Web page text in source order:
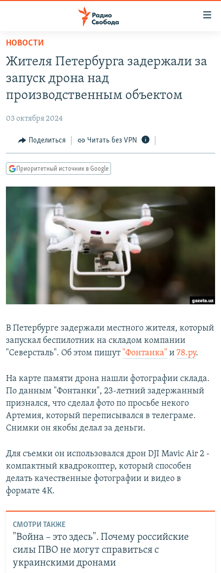
упрощенного
доступа
основному
Вернутся
Вернутся
поиску
АВТОРСКИЕ ПРОЕКТЫ
МНЕНИЯ
КУЛЬТУРА
КАВКАЗ.РЕАЛИИ
СЕВЕР.РЕАЛИИ
СИБИРЬ.РЕАЛИИ
РАСПИСАНИЕ ВЕЩАНИЯ
ПОДПИШИТЕСЬ НА РАССЫЛКУ
СОЦИАЛЬНЫЕ СЕТИ
Все сайты РСЕ/РС
НОВОСТИ
Жителя Петербурга задержали за
запуск дрона над
производственным объектом
03 октября 2024
Поделиться Читать без VPN
Приоритетный источник в Google
В Петербурге задержали местного жителя, который
запускал беспилотник на складом компании
"Северсталь". Об этом пишут "Фонтанка" и 78.ру.
На карте памяти дрона нашли фотографии склада.
По данным "Фонтанки", 23-летний задержанный
признался, что сделал фото по просьбе некого
Артемия, который переписывался в телеграме.
Снимки он якобы делал за деньги.
Для съемки он использовался дрон DJI Mavic Air 2 -
компактный квадрокоптер, который способен
делать качественные фотографии и видео в
формате 4К.
СМОТРИ ТАКЖЕ
"Война – это здесь". Почему российские
силы ПВО не могут справиться с
украинскими дронами